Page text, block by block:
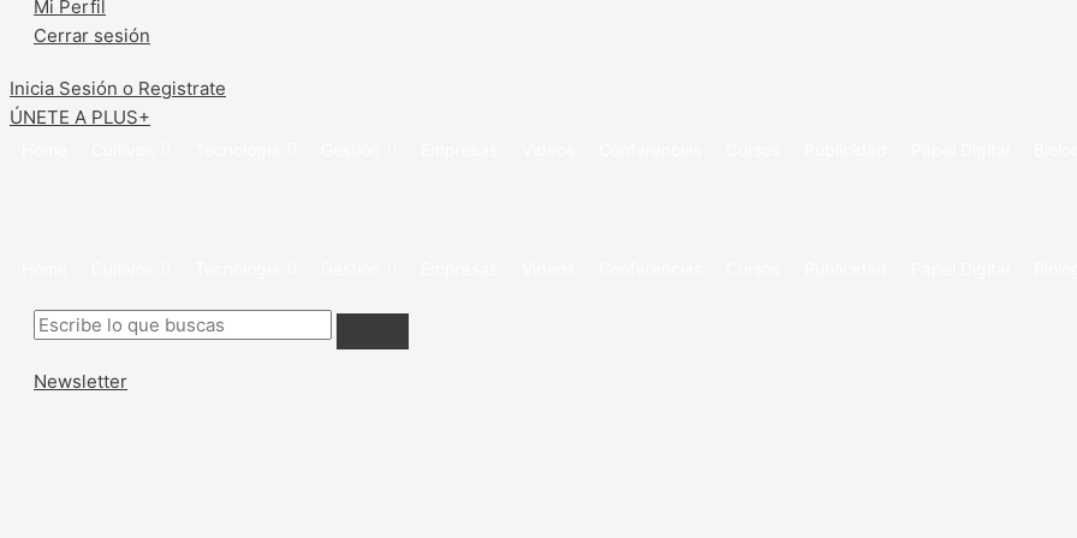
Mi Perfil
Cerrar sesión
Inicia Sesión o Registrate
ÚNETE A PLUS+
Newsletter